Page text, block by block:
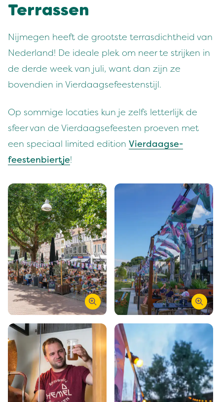
Ter­rassen
Nijmegen heeft de groot­ste ter­ras­dichtheid van
Ned­er­land! De ide­ale plek om neer te strijken in
de derde week van juli, want dan zijn ze
boven­di­en in Vierdaagsefeestenstijl.
Op som­mige locaties kun je zelfs let­ter­lijk de
sfeer van de Vier­daagse­feesten proeven met
een spe­ci­aal lim­it­ed edi­tion Vier­daagse­
feesten­biert­je!